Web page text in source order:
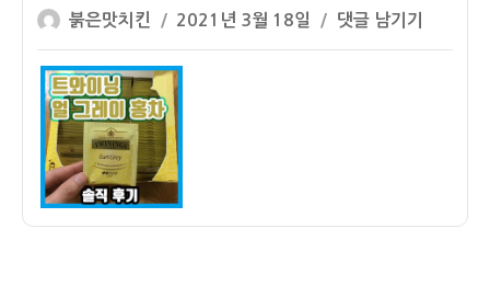
글
쓴
이
붉은맛치킨
작
성
일
2021년 3월 18일
[솔
직
댓글 남기기